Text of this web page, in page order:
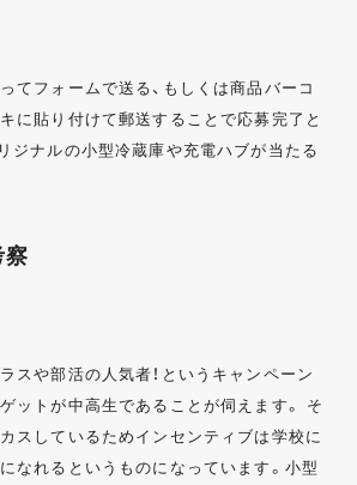
てフォームで送る、もしくは商品バーコ
に貼り付けて郵送することで応募完了と
ジナルの小型冷蔵庫や充電ハブが当たる
スや部活の人気者！というキャンペーン
ットが中高生であることが伺えます。 そ
スしているためインセンティブは学校に
なれるというものになっています。小型